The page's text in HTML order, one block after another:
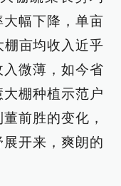
幅下降，单亩
棚亩均收入近乎
微薄，如今省
棚种植示范户
前胜的变化，
开来，爽朗的